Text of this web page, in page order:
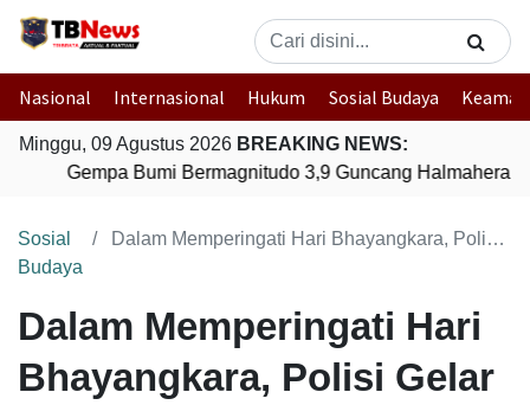
Nasional Internasional Hukum Sosial Budaya
Minggu, 09 Agustus 2026 BREAKING NEWS:
Gempa Bumi Bermagnitudo 3,9 Guncang Halmahera
Sosial
Budaya
Dalam Memperingati Hari Bhayangkara, Polisi Gelar Baksos & Bagikan Sembako Kepada Warga Kecamatan Kalianda
Dalam Memperingati Hari
Bhayangkara, Polisi Gelar